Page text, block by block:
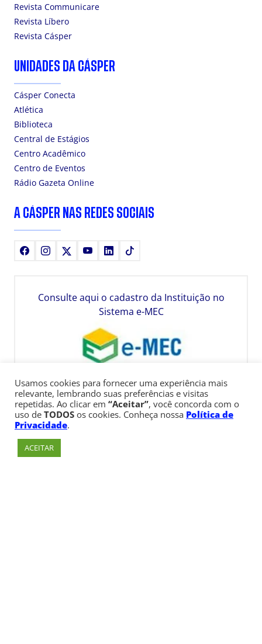
Revista Communicare
Revista Líbero
Revista Cásper
UNIDADES DA CÁSPER
Cásper Conecta
Atlética
Biblioteca
Central de Estágios
Centro Acadêmico
Centro de Eventos
Rádio Gazeta Online
A CÁSPER NAS REDES SOCIAIS
FacebookInstagram YoutubeLinkedIn
Consulte aqui o cadastro da Instituição no
Sistema e-MEC
Usamos cookies para fornecer uma experiência mais
relevante, lembrando suas preferências e visitas
repetidas. Ao clicar em “Aceitar”, você concorda com o
uso de TODOS os cookies. Conheça nossa Política de
Privacidade.
ACEITAR